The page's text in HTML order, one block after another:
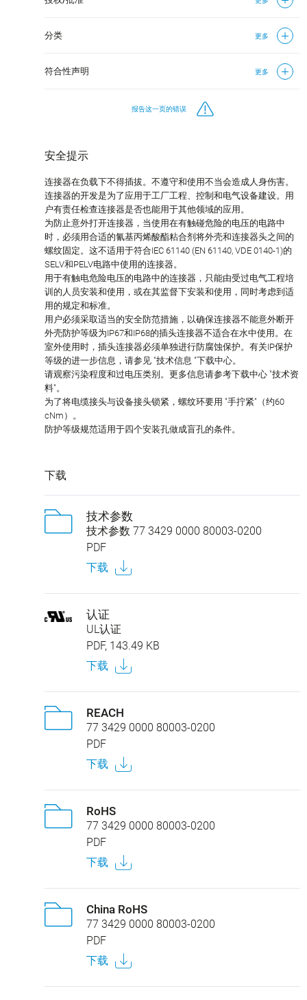
分类 更多
符合性声明 更多
报告这一页的错误
安全提示
连接器在负载下不得插拔。不遵守和使用不当会造成人身伤害。
连接器的开发是为了应用于工厂工程、控制和电气设备建设。用
户有责任检查连接器是否也能用于其他领域的应用。
为防止意外打开连接器，当使用在有触碰危险的电压的电路中
时，必须用合适的氰基丙烯酸酯粘合剂将外壳和连接器头之间的
螺纹固定。这不适用于符合IEC 61140 (EN 61140, VDE 0140-1)的
SELV和PELV电路中使用的连接器。
用于有触电危险电压的电路中的连接器，只能由受过电气工程培
训的人员安装和使用，或在其监督下安装和使用，同时考虑到适
用的规定和标准。
用户必须采取适当的安全防范措施，以确保连接器不能意外断开
外壳防护等级为IP67和IP68的插头连接器不适合在水中使用。在
室外使用时，插头连接器必须单独进行防腐蚀保护。有关IP保护
等级的进一步信息，请参见 "技术信息 "下载中心。
请观察污染程度和过电压类别。更多信息请参考下载中心 "技术资
料"。
为了将电缆接头与设备接头锁紧，螺纹环要用 "手拧紧"（约60
cNm）。
防护等级规范适用于四个安装孔做成盲孔的条件。
下载
技术参数
技术参数 77 3429 0000 80003-0200
PDF
下载
认证
UL认证
PDF, 143.49 KB
下载
REACH
77 3429 0000 80003-0200
PDF
下载
RoHS
77 3429 0000 80003-0200
PDF
下载
China RoHS
77 3429 0000 80003-0200
PDF
下载